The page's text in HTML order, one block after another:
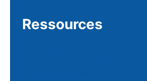
Ressources